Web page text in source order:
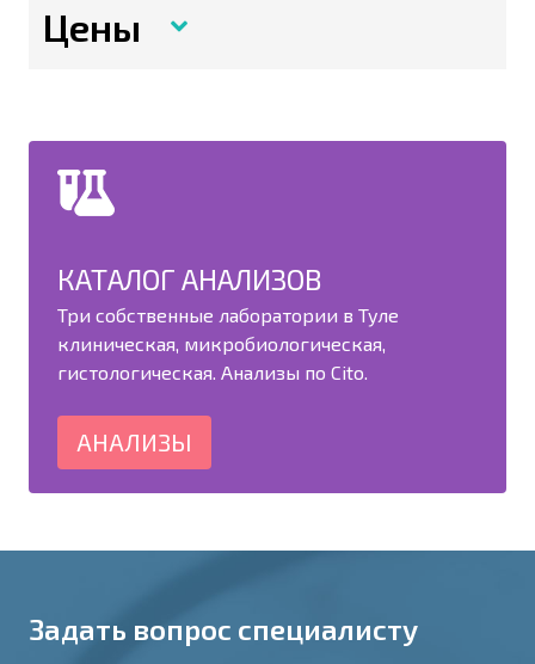
Цены
КАТАЛОГ АНАЛИЗОВ
Три собственные лаборатории в Туле
клиническая, микробиологическая,
гистологическая. Анализы по Cito.
АНАЛИЗЫ
Задать вопрос специалисту